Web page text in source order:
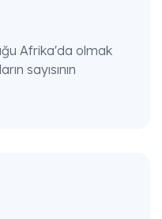
Afrika'da olmak
sayısının